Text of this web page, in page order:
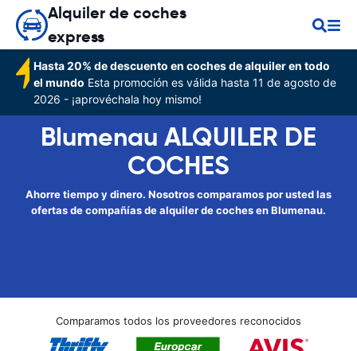
Alquiler de coches
express
Hasta 20% de descuento en coches de alquiler en todo
el mundo Esta promoción es válida hasta 11 de agosto de
2026 - ¡aprovéchala hoy mismo!
Blumenau ALQUILER DE
COCHES
Ahorre tiempo y dinero. Nosotros comparamos por usted las
ofertas de compañías de alquiler de coches en Blumenau.
Comparamos todos los proveedores reconocidos